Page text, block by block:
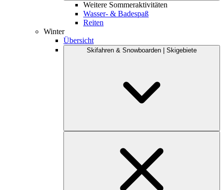
Weitere Sommeraktivitäten
Wasser- & Badespaß
Reiten
Winter
Übersicht
Skifahren & Snowboarden | Skigebiete